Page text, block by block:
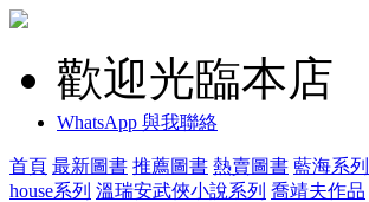
歡迎光臨本店
WhatsApp 與我聯絡
首頁 最新圖書 推薦圖書 熱賣圖書 藍海系列
house系列 溫瑞安武俠小說系列 喬靖夫作品